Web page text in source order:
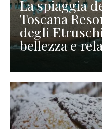
La spiaggia
Toscana
degli
bellezza e